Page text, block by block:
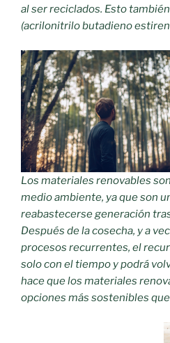
al ser reciclados. Esto
(acrilonitrilo butadieno
Los materiales renovables
medio ambiente, ya que son
reabastecerse generación
Después de la cosecha, y a
procesos recurrentes, el
solo con el tiempo y podrá
hace que los materiales
opciones más sostenibles